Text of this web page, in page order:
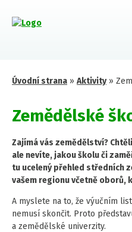
Úvodní strana » Aktivity»
Zemědělské
Zajímá vás zemědělství?
ale nevíte, jakou školu či
tu ucelený přehled středních
vašem regionu včetně oborů,
A myslete na to, že výučním
nemusí skončit. Proto
a zemědělské univerzity.